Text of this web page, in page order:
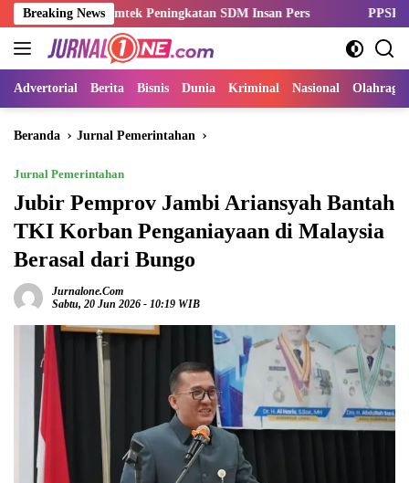
Langsung
ke
konten
Breaking News
Bimtek Peningkatan SDM Insan Pers PPSPI Kukuhkan
Advertorial Berita Bisnis Dunia Kriminal Nasional Olahraga
Beranda Jurnal Pemerintahan
Jurnal Pemerintahan
Jubir Pemprov Jambi Ariansyah Bantah
TKI Korban Penganiayaan di Malaysia
Berasal dari Bungo
Jurnalone.com
Sabtu, 20 Jun 2026 - 10:19 WIB